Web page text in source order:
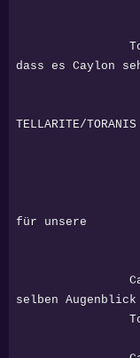
Was
Toranis
dass es Caylon
TELLARITE/TORANIS
(re:
Das
Nun,
für unsere
Caylon
selben
Toranis